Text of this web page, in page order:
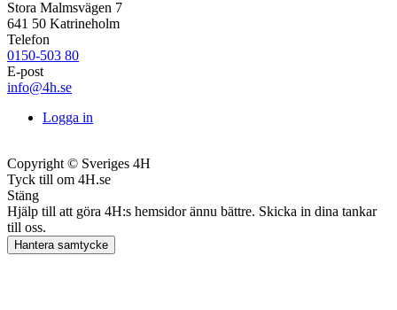
Stora Malmsvägen 7
641 50 Katrineholm
Telefon
0150-503 80
E-post
info@4h.se
Logga in
Copyright © Sveriges 4H
Tyck till om 4H.se
Stäng
Hjälp till att göra 4H:s hemsidor ännu bättre. Skicka in dina tankar
till oss.
Hantera samtycke